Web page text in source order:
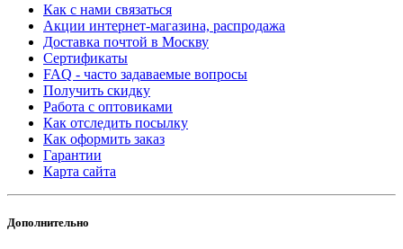
Как с нами связаться
Акции интернет-магазина, распродажа
Доставка почтой в Москву
Сертификаты
FAQ - часто задаваемые вопросы
Получить скидку
Работа с оптовиками
Как отследить посылку
Как оформить заказ
Гарантии
Карта сайта
Дополнительно